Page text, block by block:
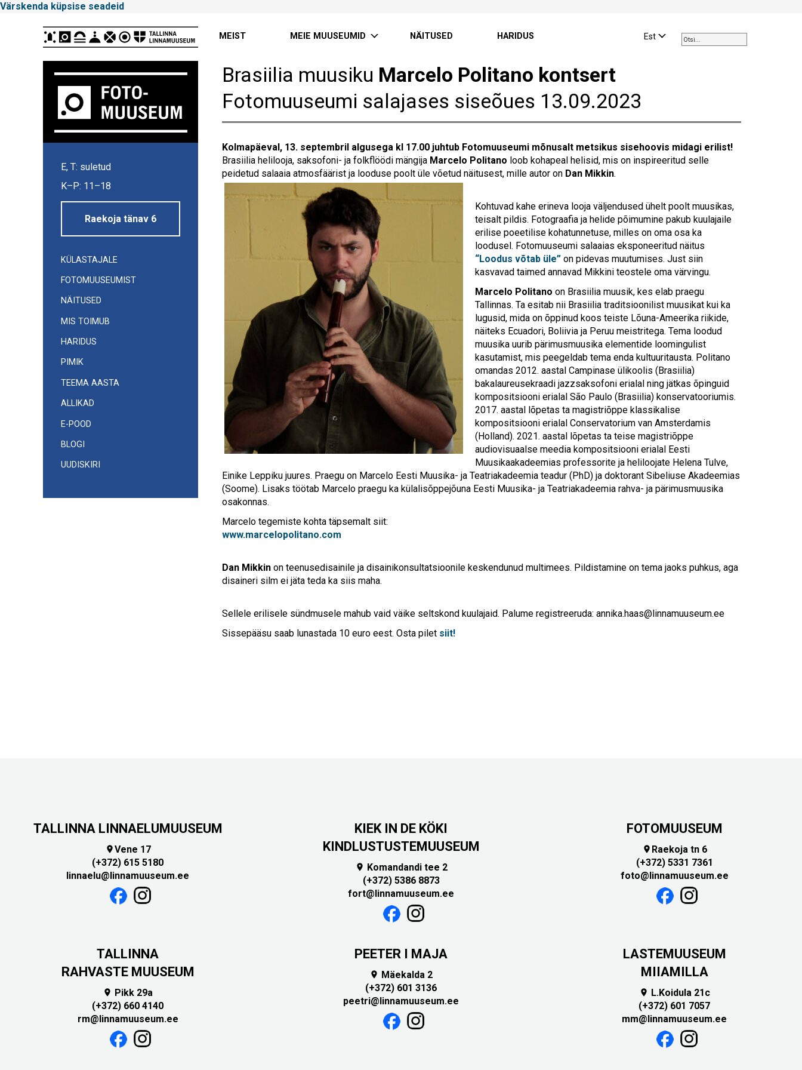
Värskenda küpsise seadeid
Linnamuuseum
the
up
a
Press
to
the
can
use
swipe
Est
MEIST MEIE MUUSEUMID NÄITUSED HARIDUS
E, T: suletud
K–P: 11–18
Raekoja tänav 6
KÜLASTAJALE
FOTOMUUSEUMIST
NÄITUSED
MIS TOIMUB
HARIDUS
PIMIK
TEEMA AASTA
ALLIKAD
E-POOD
BLOGI
UUDISKIRI
Brasiilia muusiku Marcelo Politano kontsert
Fotomuuseumi salajases siseõues 13.09.2023
Kolmapäeval, 13. septembril algusega kl 17.00 juhtub Fotomuuseumi mõnusalt metsikus sisehoovis midagi erilist!
Brasiilia helilooja, saksofoni- ja folkflöödi mängija Marcelo Politano loob kohapeal helisid, mis on inspireeritud selle
peidetud salaaia atmosfäärist ja looduse poolt üle võetud näitusest, mille autor on Dan Mikkin.
Kohtuvad kahe erineva looja väljendused ühelt poolt muusikas,
teisalt pildis. Fotograafia ja helide põimumine pakub kuulajaile
erilise poeetilise kohatunnetuse, milles on oma osa ka
loodusel. Fotomuuseumi salaaias eksponeeritud näitus
“Loodus võtab üle” on pidevas muutumises. Just siin
kasvavad taimed annavad Mikkini teostele oma värvingu.
Marcelo Politano on Brasiilia muusik, kes elab praegu
Tallinnas. Ta esitab nii Brasiilia traditsioonilist muusikat kui ka
lugusid, mida on õppinud koos teiste Lõuna-Ameerika riikide,
näiteks Ecuadori, Boliivia ja Peruu meistritega. Tema loodud
muusika uurib pärimusmuusika elementide loomingulist
kasutamist, mis peegeldab tema enda kultuuritausta. Politano
omandas 2012. aastal Campinase ülikoolis (Brasiilia)
bakalaureusekraadi jazzsaksofoni erialal ning jätkas õpinguid
kompositsiooni erialal São Paulo (Brasiilia) konservatooriumis.
2017. aastal lõpetas ta magistriõppe klassikalise
kompositsiooni erialal Conservatorium van Amsterdamis
(Holland). 2021. aastal lõpetas ta teise magistriõppe
audiovisuaalse meedia kompositsiooni erialal Eesti
Muusikaakadeemias professorite ja heliloojate Helena Tulve,
Einike Leppiku juures. Praegu on Marcelo Eesti Muusika- ja Teatriakadeemia teadur (PhD) ja doktorant Sibeliuse Akadeemias
(Soome). Lisaks töötab Marcelo praegu ka külalisõppejõuna Eesti Muusika- ja Teatriakadeemia rahva- ja pärimusmuusika
osakonnas.
Marcelo tegemiste kohta täpsemalt siit:
www.marcelopolitano.com
Dan Mikkin on teenusedisainile ja disainikonsultatsioonile keskendunud multimees. Pildistamine on tema jaoks puhkus, aga
disaineri silm ei jäta teda ka siis maha.
Sellele erilisele sündmusele mahub vaid väike seltskond kuulajaid. Palume registreeruda: annika.haas@linnamuuseum.ee
Sissepääsu saab lunastada 10 euro eest. Osta pilet siit!
TALLINNA LINNAELUMUUSEUM
Vene 17
(+372) 615 5180
linnaelu@linnamuuseum.ee
KIEK IN DE KÖKI
KINDLUSTUSTEMUUSEUM
 Komandandi tee 2
(+372) 5386 8873
fort@linnamuuseum.ee
FOTOMUUSEUM
 Raekoja tn 6
(+372) 5331 7361
foto@linnamuuseum.ee
TALLINNA
RAHVASTE MUUSEUM
 Pikk 29a
(+372) 660 4140
rm@linnamuuseum.ee
PEETER I MAJA
 Mäekalda 2
(+372) 601 3136
peetri@linnamuuseum.ee
LASTEMUUSEUM
MIIAMILLA
 L.Koidula 21c
(+372) 601 7057
mm@linnamuuseum.ee